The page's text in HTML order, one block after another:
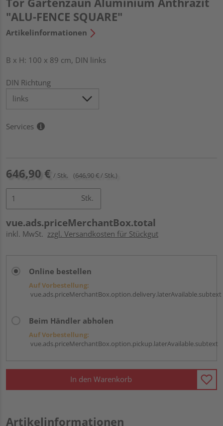
"ALU-FENCE SQUARE"
Artikelinformationen
B x H: 100 x 89 cm, DIN links
DIN Richtung
Services
646,90 € / Stk. (646,90 € / Stk.)
Stk.
vue.ads.priceMerchantBox.total
inkl. MwSt. zzgl. Versandkosten für Stückgut
Online bestellen
Auf Vorbestellung:
vue.ads.priceMerchantBox.option.delivery.laterAvailable.subtext
Beim Händler abholen
Auf Vorbestellung:
vue.ads.priceMerchantBox.option.pickup.laterAvailable.subtext
In den Warenkorb
Artikelinformationen